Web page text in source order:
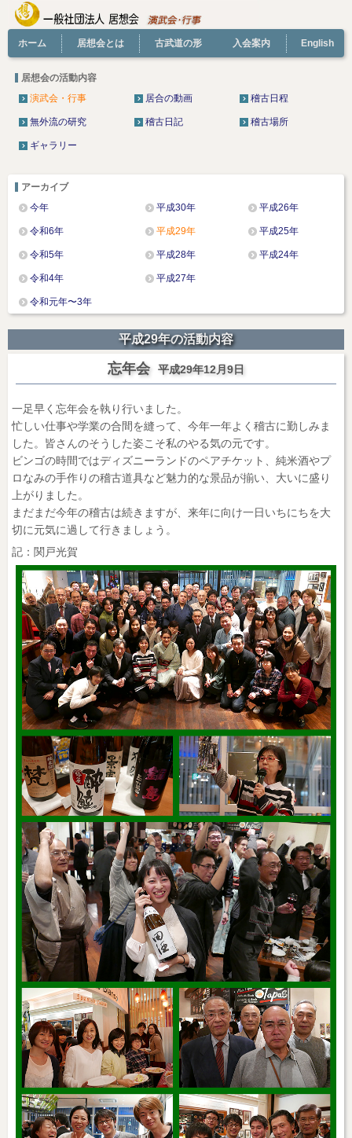
ホーム 居想会とは 古武道の形 入会案内 English
居想会の活動内容
演武会・行事
無外流の研究
ギャラリー
居合の動画
稽古日記
稽古日程
稽古場所
アーカイブ
今年
令和6年
令和5年
令和4年
令和元年〜3年
平成30年
平成29年
平成28年
平成27年
平成26年
平成25年
平成24年
平成29年の活動内容
忘年会 平成29年12月9日
一足早く忘年会を執り行いました。
忙しい仕事や学業の合間を縫って、今年一年よく稽古に勤しみま
した。皆さんのそうした姿こそ私のやる気の元です。
ビンゴの時間ではディズニーランドのペアチケット、純米酒やプ
ロなみの手作りの稽古道具など魅力的な景品が揃い、大いに盛り
上がりました。
まだまだ今年の稽古は続きますが、来年に向け一日いちにちを大
切に元気に過して行きましょう。
記：関戸光賀